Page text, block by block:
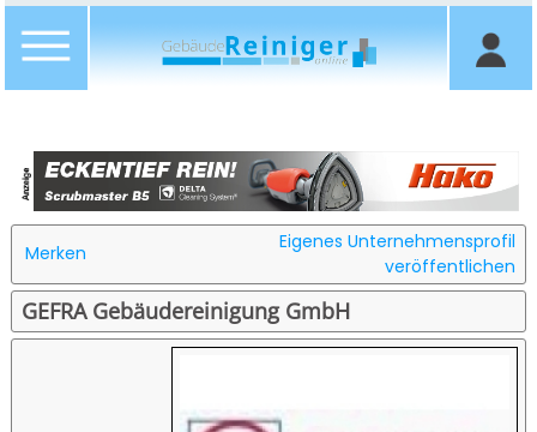
Merken
Eigenes Unternehmensprofil
veröffentlichen
GEFRA Gebäudereinigung GmbH